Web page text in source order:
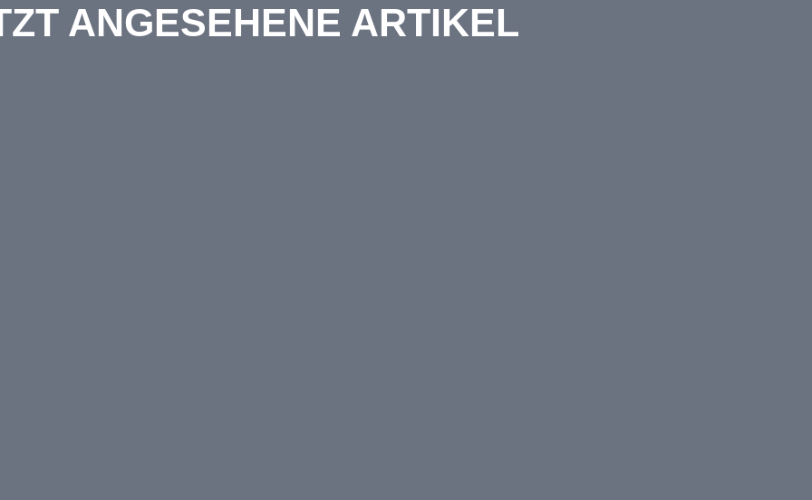
ANGESEHENE ARTIKEL